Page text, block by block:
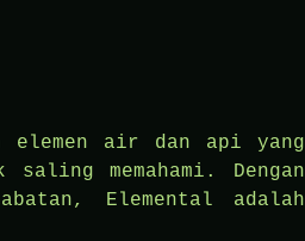
elemen air dan api yang
memahami. Dengan
Elemental adalah